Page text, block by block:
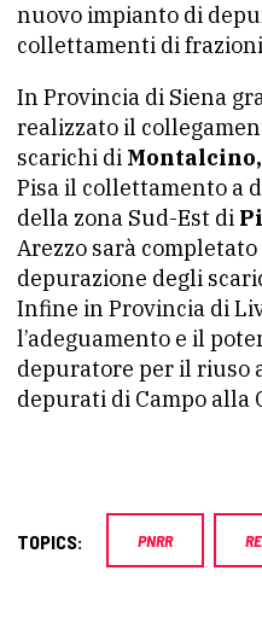
nuovo impianto di
collettamenti di
In Provincia di Siena
realizzato il
scarichi di Montalcino,
Pisa il collettamento a
della zona Sud-Est di
Arezzo sarà
depurazione degli
Infine in Provincia di
l’adeguamento e il
depuratore per il riuso
depurati di Campo alla
TOPICS: PNRR